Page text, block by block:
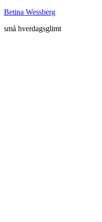
Betina Wessberg
små hverdagsglimt